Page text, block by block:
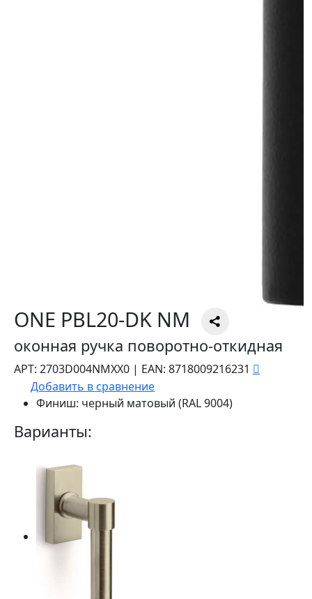
ONE PBL20-DK NM
оконная ручка поворотно-откидная
АРТ: 2703D004NMXX0 | EAN: 8718009216231
Добавить в сравнение
Финиш: черный матовый (RAL 9004)
Варианты: